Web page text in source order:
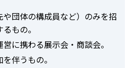
団体の構成員など）のみを招
もの。
に携わる展示会・商談会。
伴うもの。